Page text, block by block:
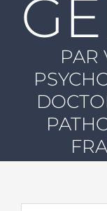
PAR